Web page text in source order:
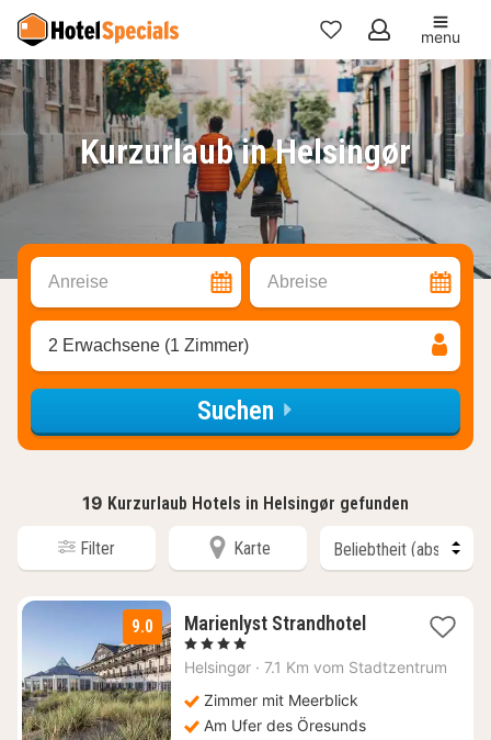
Meine
Favoriten
menu
Kurzurlaub in Helsingør
Anreise Abreise
2 Erwachsene (1 Zimmer)
Suchen
19 Kurzurlaub Hotels in Helsingør gefunden
Filter Karte
9.0 Marienlyst Strandhotel1
ab
, 4 Sterne
Helsingør · 7.1 Km vom Stadtzentrum
Zimmer mit Meerblick
Am Ufer des Öresunds